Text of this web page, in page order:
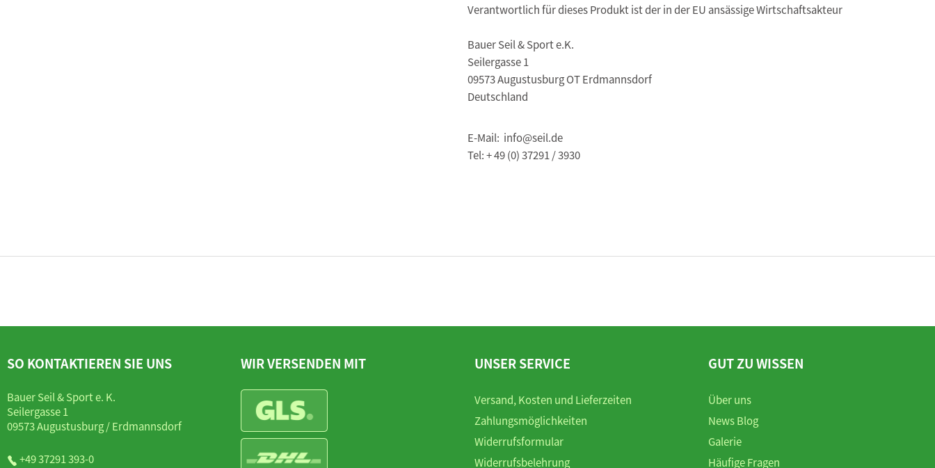
Verantwortlich für dieses Produkt ist der in der EU ansässige Wirtschaftsakteur
Bauer Seil & Sport e.K.
Seilergasse 1
09573 Augustusburg OT Erdmannsdorf
Deutschland
E-Mail: info@seil.de
Tel: + 49 (0) 37291 / 3930
SO KONTAKTIEREN SIE UNS
Bauer Seil & Sport e. K.
Seilergasse 1
09573 Augustusburg / Erdmannsdorf
+49 37291 393-0
WIR VERSENDEN MIT UNSER SERVICE
Versand, Kosten und Lieferzeiten
Zahlungsmöglichkeiten
Widerrufsformular
Widerrufsbelehrung
GUT ZU WISSEN
Über uns
News Blog
Galerie
Häufige Fragen